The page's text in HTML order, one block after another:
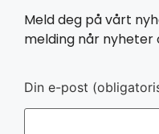
Meld deg på vårt
melding når nyheter
Din e-post